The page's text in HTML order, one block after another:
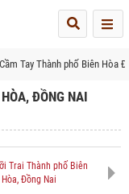
Tay Thành phố Biên Hòa
ĐỒNG NAI
Trai Thành phố Biên
Hòa, Đồng Nai